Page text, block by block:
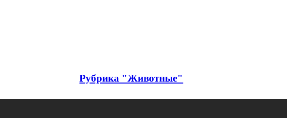
Рубрика "Животные"